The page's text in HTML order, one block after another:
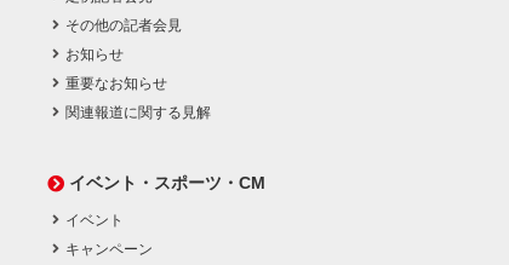
その他の記者会見
お知らせ
重要なお知らせ
関連報道に関する見解
イベント・スポーツ・CM
イベント
キャンペーン